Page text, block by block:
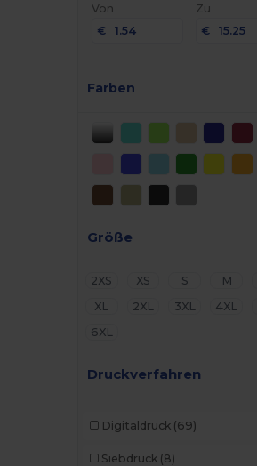
Von
€
Zu
€
Farben
Größe
2XS XS S M
XL
2XL 3XL 4XL
6XL
Druckverfahren
Digitaldruck (69)
Siebdruck (8)